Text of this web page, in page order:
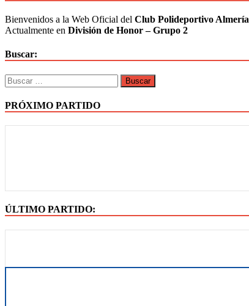
Bienvenidos a la Web Oficial del Club Polideportivo Almería
Actualmente en División de Honor – Grupo 2
Buscar:
PRÓXIMO PARTIDO
ÚLTIMO PARTIDO: